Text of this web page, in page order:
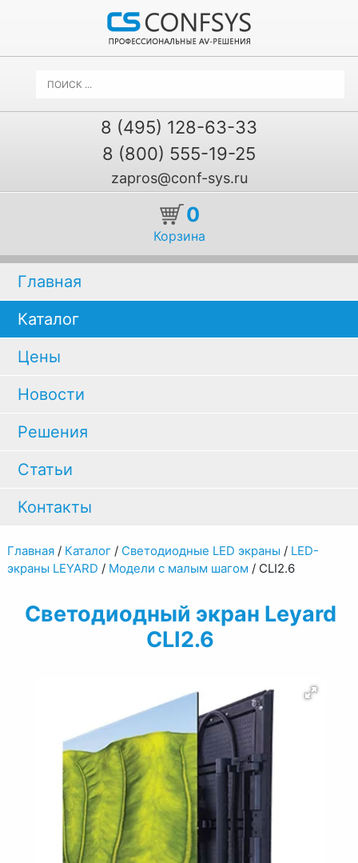
8 (495) 128-63-33
8 (800) 555-19-25
zapros@conf-sys.ru
0
Корзина
Главная
Каталог
Цены
Новости
Решения
Статьи
Контакты
Главная/ Каталог/ Светодиодные LED экраны / LED-
экраны LEYARD / Модели с малым шагом / CLI2.6
Светодиодный экран Leyard
CLI2.6